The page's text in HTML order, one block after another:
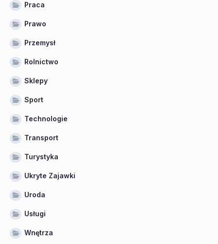
Praca
Prawo
Przemysł
Rolnictwo
Sklepy
Sport
Technologie
Transport
Turystyka
Ukryte Zajawki
Uroda
Usługi
Wnętrza